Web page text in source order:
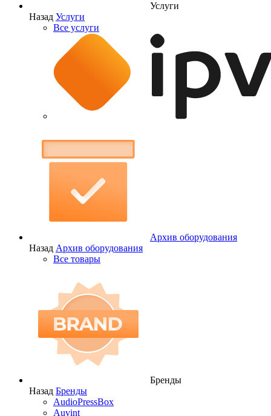
Услуги
Назад Услуги
Все услуги
Архив оборудования
Назад Архив оборудования
Все товары
Бренды
Назад Бренды
AudioPressBox
Auvint